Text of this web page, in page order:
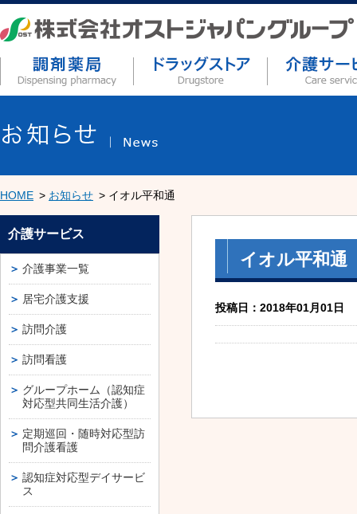
HOME お知らせ イオル平和通
イオル平和通
投稿日：2018年01月01日
介護サービス
介護事業一覧
居宅介護支援
訪問介護
訪問看護
グループホーム（認知症
対応型共同生活介護）
定期巡回・随時対応型訪
問介護看護
認知症対応型デイサービ
ス